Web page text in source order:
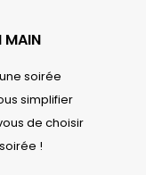
MAIN
soirée
simplifier
de choisir
!